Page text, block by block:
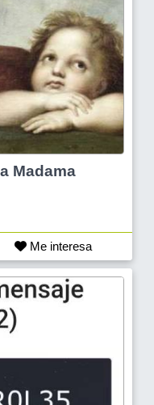
Madama
Me interesa